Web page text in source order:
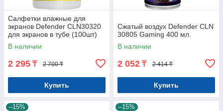
Салфетки влажные для
экранов Defender CLN30320
для экранов в тубе (100шт)
В наличии
2 295 ₸ 2 700 ₸
Купить
Сжатый воздух Defender CLN
30805 Gaming 400 мл.
В наличии
2 052 ₸ 2 414 ₸
Купить
–15% –15%